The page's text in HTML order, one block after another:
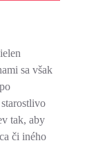
sa však
tak, aby
či iného